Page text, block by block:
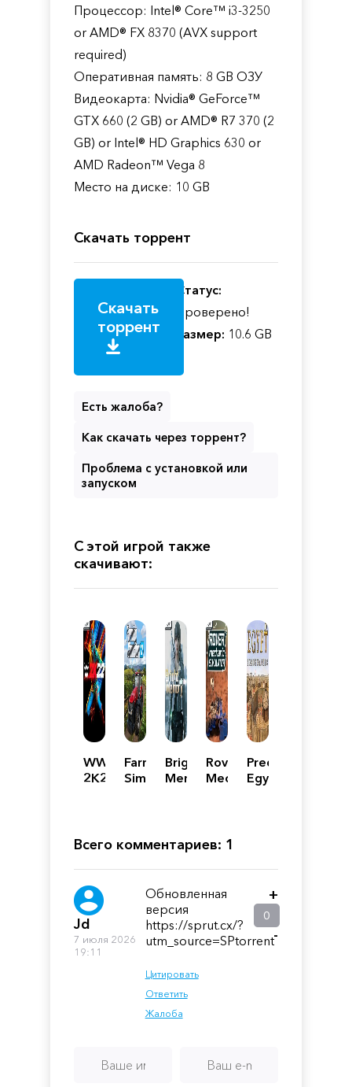
Процессор: Intel® Core™ i3-3250
or AMD® FX 8370 (AVX support
required)
Оперативная память: 8 GB ОЗУ
Видеокарта: Nvidia® GeForce™
GTX 660 (2 GB) or AMD® R7 370 (2
GB) or Intel® HD Graphics 630 or
AMD Radeon™ Vega 8
Место на диске: 10 GB
Скачать торрент
Скачать
торрент
Статус:
Проверено!
Размер: 10.6 GB
Есть жалоба?
Как скачать через торрент?
Проблема с установкой или
запуском
С этой игрой также
скачивают:
WWE
2K22
Farming
Simulator
Edition
Bright
Memory
Rover
Mechanic
Predynastic
Egypt
Всего комментариев: 1
Jd
7 июля 2026
19:11
Обновленная
версия
https://sprut.cx/?
utm_source=SPtorrent
Цитировать
Ответить
Жалоба
+
0
-